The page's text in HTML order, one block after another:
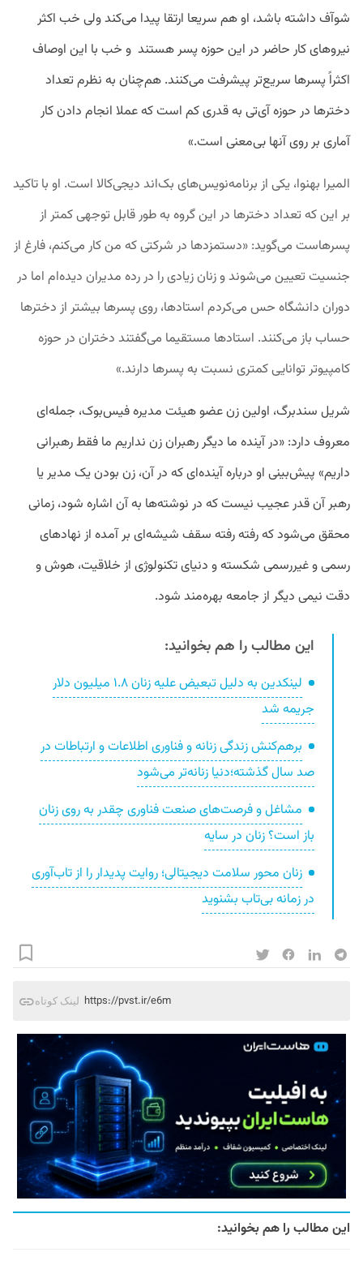
شوآف داشته باشد، او هم سریعا ارتقا پیدا می‌کند ولی خب اکثر
نیروهای کار حاضر در این حوزه پسر هستند و خب با این اوصاف
اکثراً پسرها سریع‌تر پیشرفت می‌کنند. هم‌چنان به نظرم تعداد
دخترها در حوزه آی‌تی به قدری کم است که عملا انجام دادن کار
آماری بر روی آنها بی‌معنی است.»
المیرا بهنوا، یکی از برنامه‌نویس‌های بک‌اند دیجی‌کالا است. او با تاکید
بر این که تعداد دخترها در این گروه به طور قابل توجهی کمتر از
پسرهاست می‌گوید: «دستمزدها در شرکتی که من کار می‌کنم، فارغ از
جنسیت تعیین می‌شوند و زنان زیادی را در رده مدیران دیده‌ام اما در
دوران دانشگاه حس می‌کردم استادها، روی پسرها بیشتر از دخترها
حساب باز می‌‌کنند. استادها مستقیما می‌گفتند دختران در حوزه
کامپیوتر توانایی کمتری نسبت به پسرها دارند.»
شریل سندبرگ، اولین زن عضو هیئت مدیره فیس‌بوک، جمله‌ای
معروف دارد: «در آینده ما دیگر رهبران زن نداریم ما فقط رهبرانی
داریم» پیش‌بینی او درباره‌ آینده‌ای که در آن، زن بودن یک مدیر یا
رهبر آن قدر عجیب نیست که در نوشته‌ها به آن اشاره شود، زمانی
محقق می‌شود که رفته رفته سقف شیشه‌ای بر آمده از نهادهای
رسمی و غیررسمی شکسته و دنیای تکنولوژی از خلاقیت، هوش و
دقت نیمی دیگر از جامعه بهره‌مند شود.
این مطالب را هم بخوانید:
لینکدین به دلیل تبعیض علیه زنان ۱.۸ میلیون دلار
جریمه شد
برهم‌کنش زندگی زنانه و فناوری اطلاعات و ارتباطات در
صد سال گذشته؛دنیا زنانه‌تر می‌شود
مشاغل و فرصت‌های صنعت فناوری چقدر به روی زنان
باز است؟ زنان در سایه
زنان محور سلامت دیجیتالی؛ روایت پدیدار را از تاب‌آوری
در زمانه بی‌تاب بشنوید
لینک کوتاه https://pvst.ir/e6m
این مطالب را هم بخوانید: